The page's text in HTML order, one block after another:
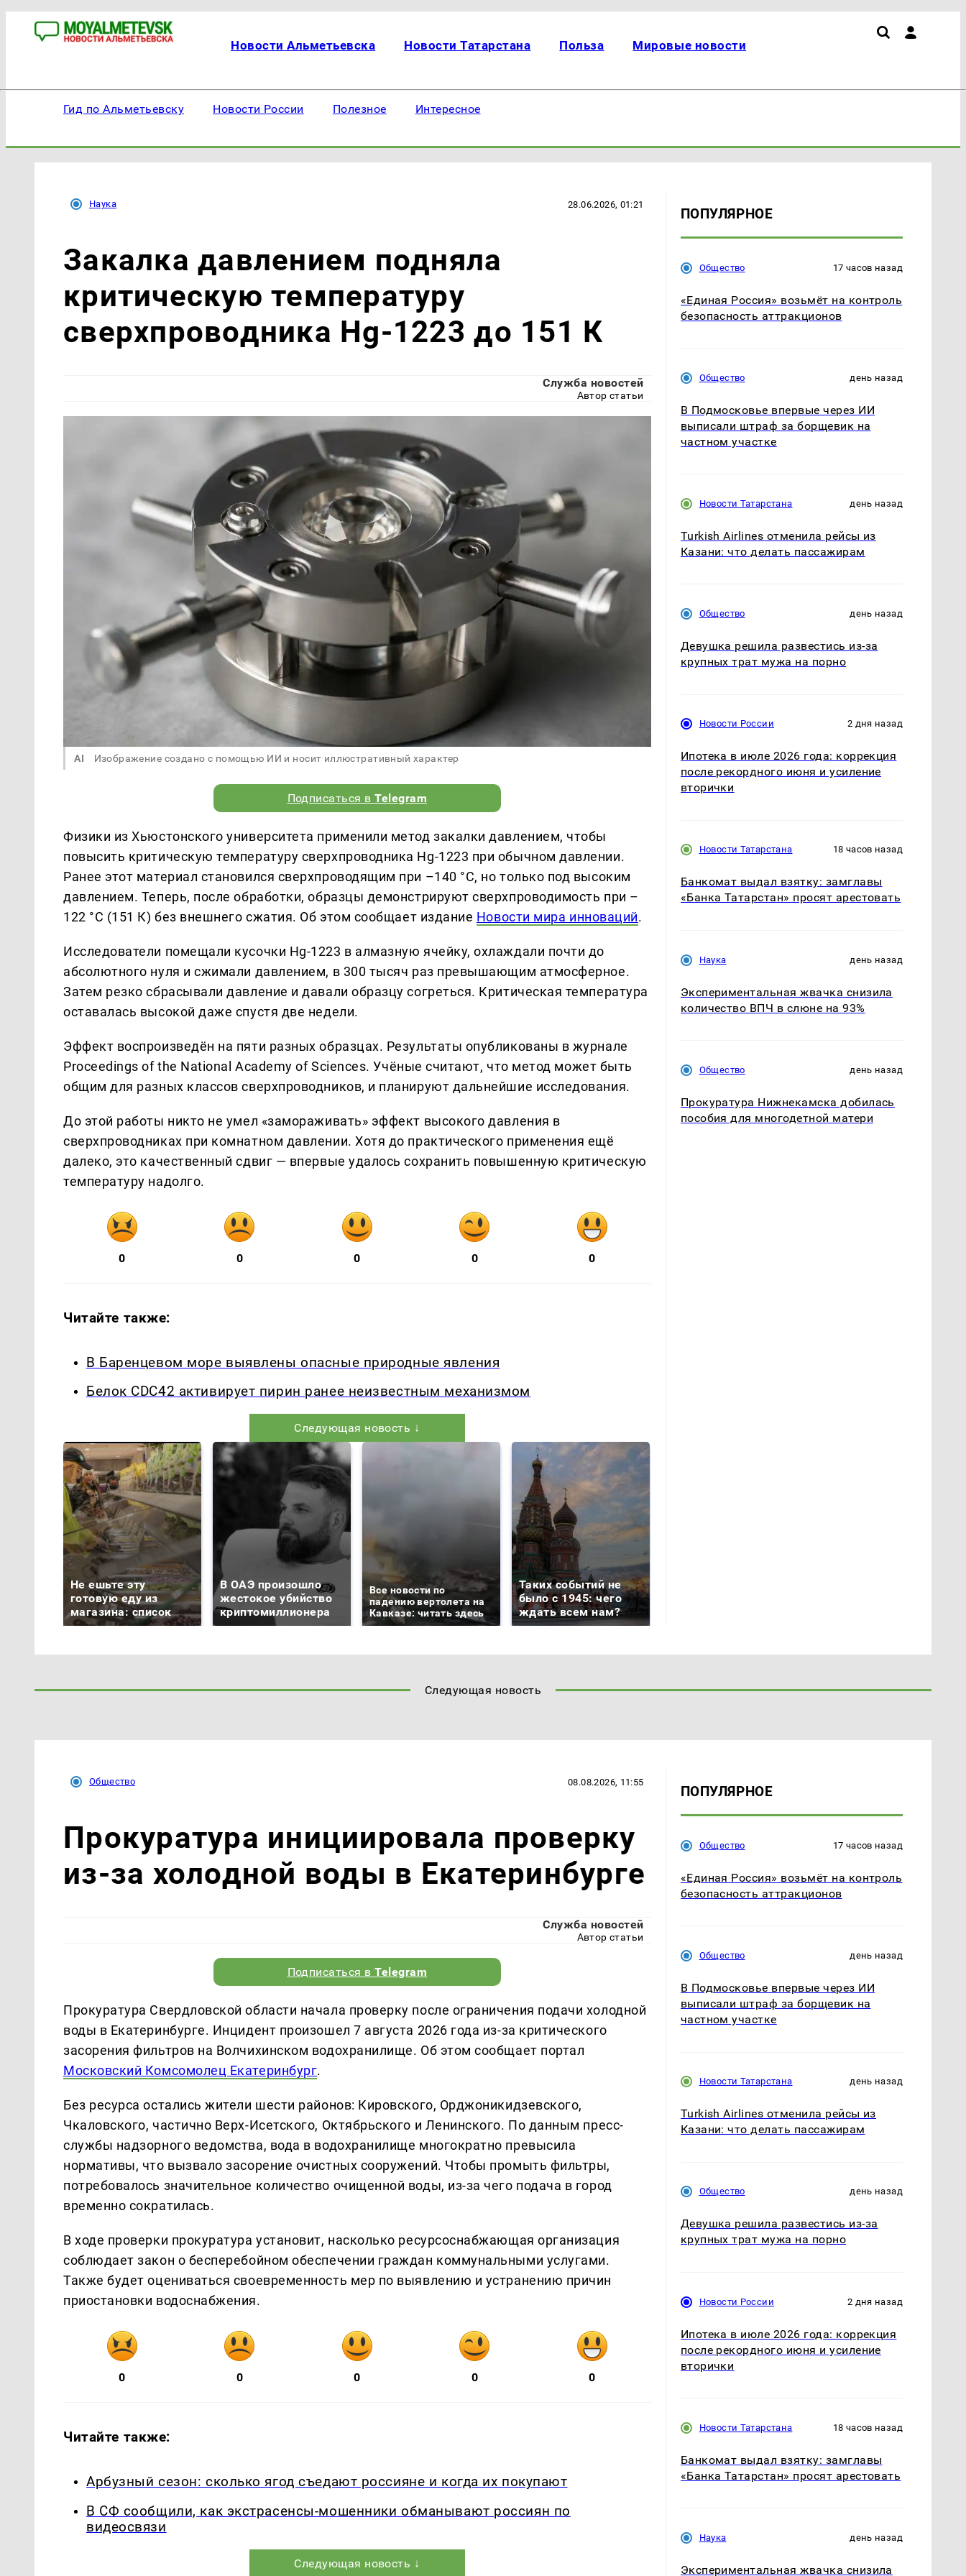
Новости Альметьевска Новости Татарстана Польза Мировые новости
Гид по Альметьевску Новости России Полезное Интересное
Наука 28.06.2026, 01:21
Закалка давлением подняла
критическую температуру
сверхпроводника Hg-1223 до 151 К
Служба новостей
Автор статьи
AI Изображение создано с помощью ИИ и носит иллюстративный характер
Подписаться вTelegram
Физики из Хьюстонского университета применили метод закалки давлением, чтобы
повысить критическую температуру сверхпроводника Hg-1223 при обычном давлении.
Ранее этот материал становился сверхпроводящим при –140 °C, но только под высоким
давлением. Теперь, после обработки, образцы демонстрируют сверхпроводимость при –
122 °C (151 К) без внешнего сжатия. Об этом сообщает издание Новости мира инноваций.
Исследователи помещали кусочки Hg-1223 в алмазную ячейку, охлаждали почти до
абсолютного нуля и сжимали давлением, в 300 тысяч раз превышающим атмосферное.
Затем резко сбрасывали давление и давали образцу согреться. Критическая температура
оставалась высокой даже спустя две недели.
Эффект воспроизведён на пяти разных образцах. Результаты опубликованы в журнале
Proceedings of the National Academy of Sciences. Учёные считают, что метод может быть
общим для разных классов сверхпроводников, и планируют дальнейшие исследования.
До этой работы никто не умел «замораживать» эффект высокого давления в
сверхпроводниках при комнатном давлении. Хотя до практического применения ещё
далеко, это качественный сдвиг — впервые удалось сохранить повышенную критическую
температуру надолго.
0 0 0 0 0
Читайте также:
В Баренцевом море выявлены опасные природные явления
Белок CDC42 активирует пирин ранее неизвестным механизмом
Следующая новость ↓
Не ешьте эту
готовую еду из
магазина: список
В ОАЭ произошло
жестокое убийство
криптомиллионера
Все новости по
падению вертолета на
Кавказе: читать здесь
Таких событий не
было с 1945: чего
ждать всем нам?
ПОПУЛЯРНОЕ
Общество 17 часов назад
«Единая Россия» возьмёт на контроль
безопасность аттракционов
Общество день назад
В Подмосковье впервые через ИИ
выписали штраф за борщевик на
частном участке
Новости Татарстана день назад
Turkish Airlines отменила рейсы из
Казани: что делать пассажирам
Общество день назад
Девушка решила развестись из-за
крупных трат мужа на порно
Новости России 2 дня назад
Ипотека в июле 2026 года: коррекция
после рекордного июня и усиление
вторички
Новости Татарстана 18 часов назад
Банкомат выдал взятку: замглавы
«Банка Татарстан» просят арестовать
Наука день назад
Экспериментальная жвачка снизила
количество ВПЧ в слюне на 93%
Общество день назад
Прокуратура Нижнекамска добилась
пособия для многодетной матери
Следующая новость
Общество 08.08.2026, 11:55
Прокуратура инициировала проверку
из-за холодной воды в Екатеринбурге
Служба новостей
Автор статьи
Подписаться вTelegram
Прокуратура Свердловской области начала проверку после ограничения подачи холодной
воды в Екатеринбурге. Инцидент произошел 7 августа 2026 года из-за критического
засорения фильтров на Волчихинском водохранилище. Об этом сообщает портал
Московский Комсомолец Екатеринбург.
Без ресурса остались жители шести районов: Кировского, Орджоникидзевского,
Чкаловского, частично Верх-Исетского, Октябрьского и Ленинского. По данным пресс-
службы надзорного ведомства, вода в водохранилище многократно превысила
нормативы, что вызвало засорение очистных сооружений. Чтобы промыть фильтры,
потребовалось значительное количество очищенной воды, из-за чего подача в город
временно сократилась.
В ходе проверки прокуратура установит, насколько ресурсоснабжающая организация
соблюдает закон о бесперебойном обеспечении граждан коммунальными услугами.
Также будет оцениваться своевременность мер по выявлению и устранению причин
приостановки водоснабжения.
0 0 0 0 0
Читайте также:
Арбузный сезон: сколько ягод съедают россияне и когда их покупают
В СФ сообщили, как экстрасенсы-мошенники обманывают россиян по
видеосвязи
Следующая новость ↓
ПОПУЛЯРНОЕ
Общество 17 часов назад
«Единая Россия» возьмёт на контроль
безопасность аттракционов
Общество день назад
В Подмосковье впервые через ИИ
выписали штраф за борщевик на
частном участке
Новости Татарстана день назад
Turkish Airlines отменила рейсы из
Казани: что делать пассажирам
Общество день назад
Девушка решила развестись из-за
крупных трат мужа на порно
Новости России 2 дня назад
Ипотека в июле 2026 года: коррекция
после рекордного июня и усиление
вторички
Новости Татарстана 18 часов назад
Банкомат выдал взятку: замглавы
«Банка Татарстан» просят арестовать
Наука день назад
Экспериментальная жвачка снизила